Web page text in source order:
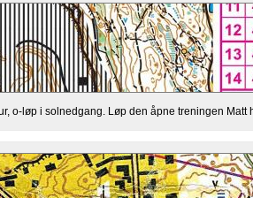
o-løp i solnedgang. Løp den åpne treningen